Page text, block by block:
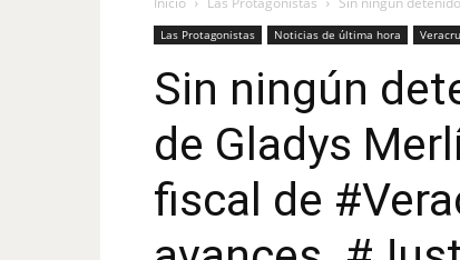
Las Protagonistas Noticias de última hora
Sin ningún
de Gladys
fiscal de